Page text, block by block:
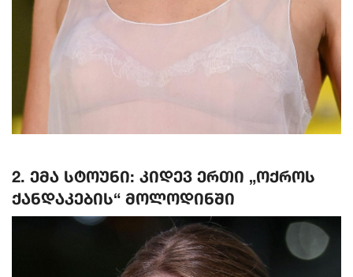
2. ემა სტოუნი: კიდევ ერთი „ოქროს
ქანდაკების“ მოლოდინში